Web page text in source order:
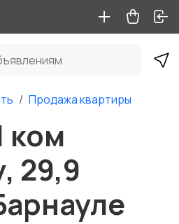
Продажа квартиры
ком
29,9